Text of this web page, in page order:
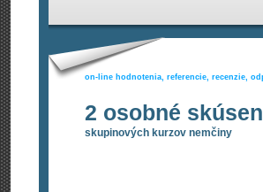
on-line hodnotenia, referencie, recenzie,
2 osobné
skupinových kurzov nemčiny